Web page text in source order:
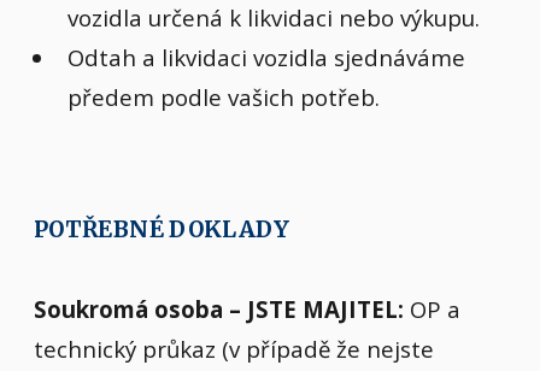
vozidla určená k likvidaci nebo výkupu.
Odtah a likvidaci vozidla sjednáváme
předem podle vašich potřeb.
POTŘEBNÉ DOKLADY
Soukromá osoba – JSTE MAJITEL: OP a
technický průkaz (v případě že nejste